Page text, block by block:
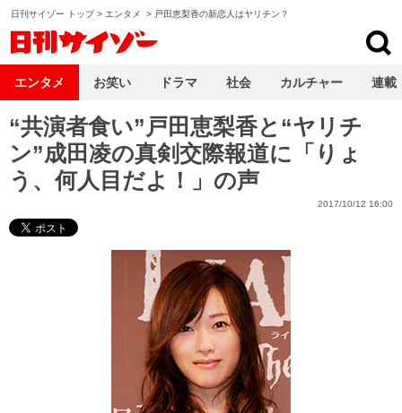
日刊サイゾー トップ> エンタメ > 戸田恵梨香の新恋人はヤリチン？
“共演者食い”戸田恵梨香と“ヤリチ
ン”成田凌の真剣交際報道に「りょ
う、何人目だよ！」の声
2017/10/12 16:00
エンタメ お笑い ドラマ 社会 カルチャー 連載